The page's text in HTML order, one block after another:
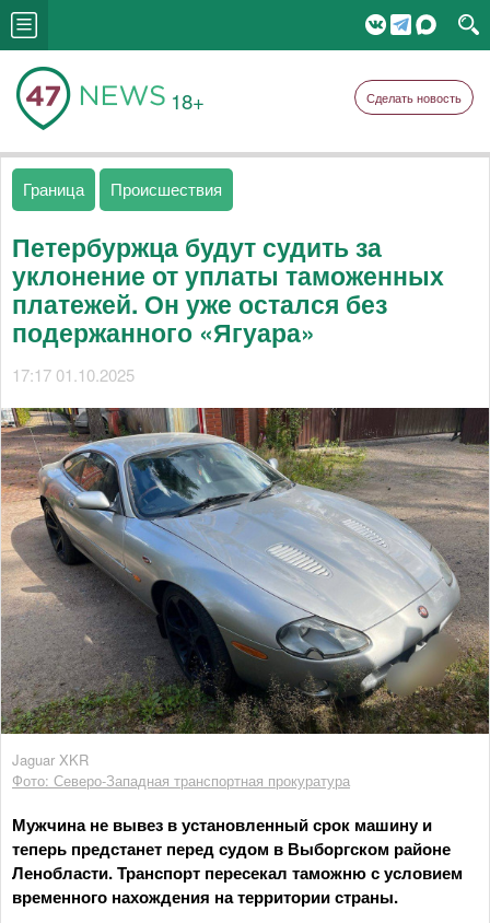
18+ Сделать новость
Граница Происшествия
Петербуржца будут судить за
уклонение от уплаты таможенных
платежей. Он уже остался без
подержанного «Ягуара»
17:17 01.10.2025
Jaguar XKR
Фото: Северо-Западная транспортная прокуратура
Мужчина не вывез в установленный срок машину и
теперь предстанет перед судом в Выборгском районе
Ленобласти. Транспорт пересекал таможню с условием
временного нахождения на территории страны.